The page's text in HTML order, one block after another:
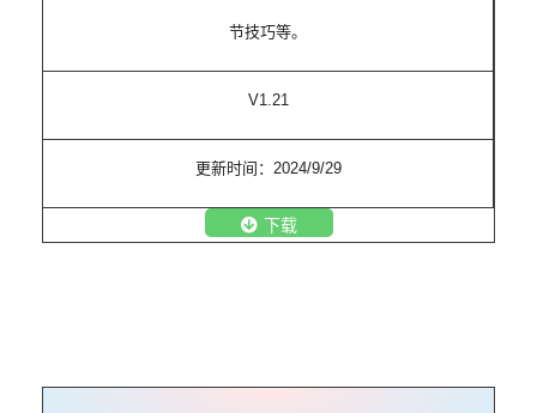
节技巧等。
V1.21
更新时间：2024/9/29
下载